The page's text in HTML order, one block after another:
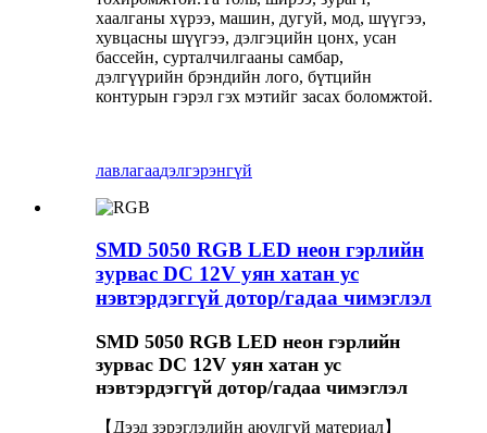
хаалганы хүрээ, машин, дугуй, мод, шүүгээ,
хувцасны шүүгээ, дэлгэцийн цонх, усан
бассейн, сурталчилгааны самбар,
дэлгүүрийн брэндийн лого, бүтцийн
контурын гэрэл гэх мэтийг засах боломжтой.
лавлагаадэлгэрэнгүй
SMD 5050 RGB LED неон гэрлийн
зурвас DC 12V уян хатан ус
нэвтэрдэггүй дотор/гадаа чимэглэл
SMD 5050 RGB LED неон гэрлийн
зурвас DC 12V уян хатан ус
нэвтэрдэггүй дотор/гадаа чимэглэл
【Дээд зэрэглэлийн аюулгүй материал】